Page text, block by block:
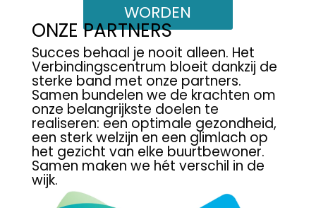
WORDEN
ONZE PARTNERS
Succes behaal je nooit alleen. Het
Verbindingscentrum bloeit dankzij de
sterke band met onze partners.
Samen bundelen we de krachten om
onze belangrijkste doelen te
realiseren: een optimale gezondheid,
een sterk welzijn en een glimlach op
het gezicht van elke buurtbewoner.
Samen maken we hét verschil in de
wijk.